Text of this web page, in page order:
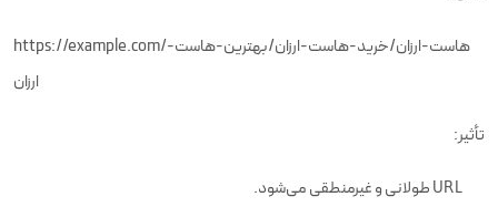
https://example.com/هاست-ارزان/خرید-هاست-ارزان/بهترین-هاست-
ارزان
تأثیر:
URL طولانی و غیرمنطقی می‌شود.